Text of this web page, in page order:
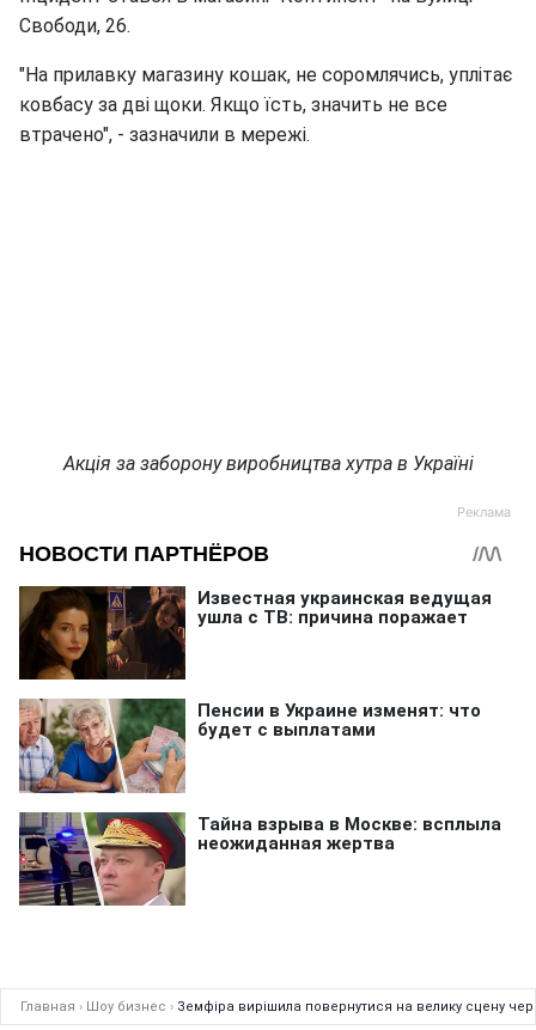
Свободи, 26.
"На прилавку магазину кошак, не соромлячись, уплітає
ковбасу за дві щоки. Якщо їсть, значить не все
втрачено", - зазначили в мережі.
Акція за заборону виробництва хутра в Україні
Главная › Шоу бизнес › Земфіра вирішила повернутися на велику сцену